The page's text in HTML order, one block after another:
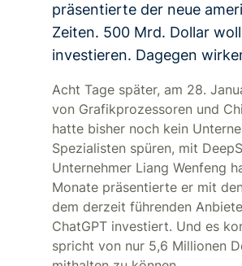
präsentierte der neue
Zeiten. 500 Mrd. Dollar
investieren. Dagegen
Acht Tage später, am 28.
von Grafikprozessoren und
hatte bisher noch kein
Spezialisten spüren, mit
Unternehmer Liang Wenfeng
Monate präsentierte er mit
dem derzeit führenden
ChatGPT investiert. Und es
spricht von nur 5,6 Millionen